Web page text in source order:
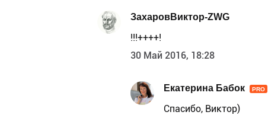
ЗахаровВиктор-ZWG
!!!++++!
30 Май 2016, 18:28
Екатерина Бабок PRO
Спасибо, Виктор)